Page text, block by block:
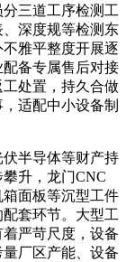
三道工序检测工
深度规等检测东
雅平整度开展逐
备专属售后对接
处置，持久合做
适配中小设备制
半导体等财产持
升，龙门CNC
面板等沉型工件
套环节。大型工
严苛尺度，设备
厂区产能、设备